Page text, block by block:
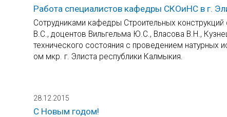
Работа специалистов кафедры СКОиНС в г.
Сотрудниками кафедры Строительных
В.С., доцентов Вильгельма Ю.С., Власова В.Н.,
технического состояния с проведением натурных
ом мкр. г. Элиста республики Калмыкия.
28.12.2015
С Новым годом!